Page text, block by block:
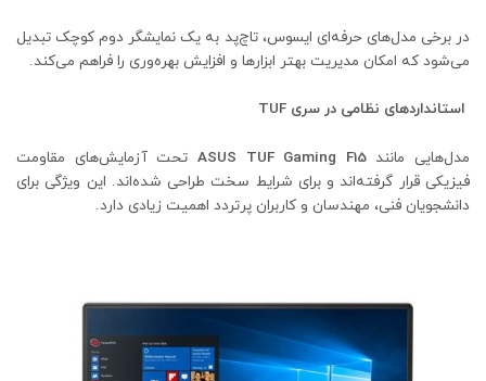
در برخی مدل‌های حرفه‌ای ایسوس، تاچ‌پد به یک نمایشگر دوم کوچک تبدیل
می‌شود که امکان مدیریت بهتر ابزارها و افزایش بهره‌وری را فراهم می‌کند.
استانداردهای نظامی در سری TUF
مدل‌هایی مانندASUS TUF Gaming F15 تحت آزمایش‌های مقاومت
فیزیکی قرار گرفته‌اند و برای شرایط سخت طراحی شده‌اند. این ویژگی برای
دانشجویان فنی، مهندسان و کاربران پرتردد اهمیت زیادی دارد.